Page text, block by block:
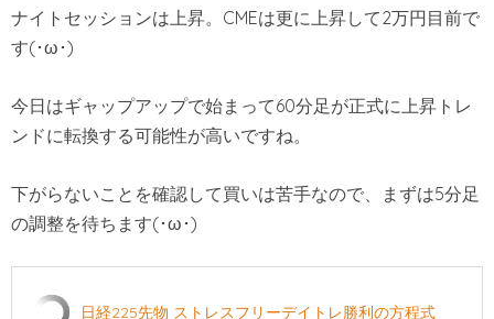
ナイトセッションは上昇。CMEは更に上昇して2万円目前で
す(･ω･)
今日はギャップアップで始まって60分足が正式に上昇トレ
ンドに転換する可能性が高いですね。
下がらないことを確認して買いは苦手なので、まずは5分足
の調整を待ちます(･ω･)
日経225先物 ストレスフリーデイトレ勝利の方程式